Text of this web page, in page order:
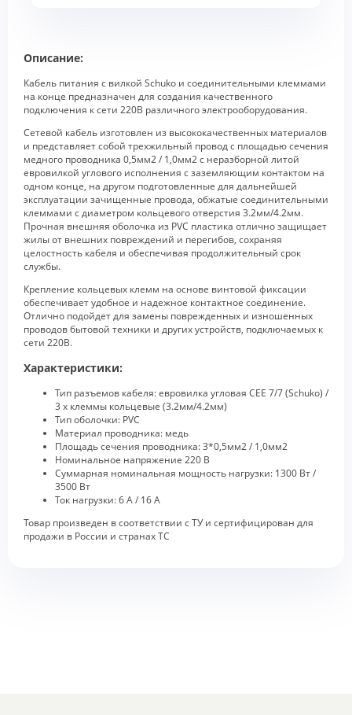
Описание:
Кабель питания с вилкой Schuko и соединительными клеммами
на конце предназначен для создания качественного
подключения к сети 220В различного электрооборудования.
Сетевой кабель изготовлен из высококачественных материалов
и представляет собой трехжильный провод с площадью сечения
медного проводника 0,5мм2 / 1,0мм2 с неразборной литой
евровилкой углового исполнения с заземляющим контактом на
одном конце, на другом подготовленные для дальнейшей
эксплуатации зачищенные провода, обжатые соединительными
клеммами с диаметром кольцевого отверстия 3.2мм/4.2мм.
Прочная внешняя оболочка из PVC пластика отлично защищает
жилы от внешних повреждений и перегибов, сохраняя
целостность кабеля и обеспечивая продолжительный срок
службы.
Крепление кольцевых клемм на основе винтовой фиксации
обеспечивает удобное и надежное контактное соединение.
Отлично подойдет для замены поврежденных и изношенных
проводов бытовой техники и других устройств, подключаемых к
сети 220В.
Характеристики:
Тип разъемов кабеля: евровилка угловая CEE 7/7 (Schuko) /
3 х клеммы кольцевые (3.2мм/4.2мм)
Тип оболочки: PVC
Материал проводника: медь
Площадь сечения проводника: 3*0,5мм2 / 1,0мм2
Номинальное напряжение 220 В
Суммарная номинальная мощность нагрузки: 1300 Вт /
3500 Вт
Ток нагрузки: 6 А / 16 А
Товар произведен в соответствии с ТУ и сертифицирован для
продажи в России и странах ТС